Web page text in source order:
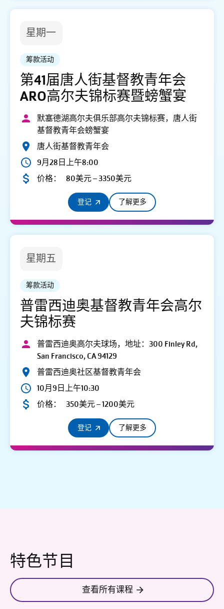
星期一
筹款活动
第41届唐人街基督教青年会
ARO高尔夫锦标赛暨螃蟹宴
默塞德湖高尔夫俱乐部高尔夫锦标赛，唐人街
基督教青年会螃蟹宴
唐人街基督教青年会
9月28日上午8:00
价格：
80美元 – 3350美元
登记 了解更多
星期五
筹款活动
普雷西迪奥基督教青年会高尔
夫锦标赛
普雷西迪奥高尔夫球场，地址：300 Finley Rd,
San Francisco, CA 94129
普雷西迪奥社区基督教青年会
10月9日上午10:30
价格：
350美元 – 1200美元
登记 了解更多
特色节目
查看所有课程